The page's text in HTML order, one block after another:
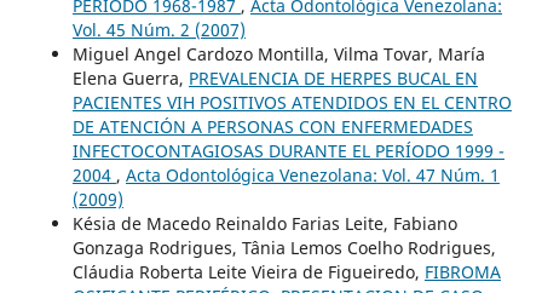
PERÍODO 1968-1987 , Acta Odontológica Venezolana:
Vol. 45 Núm. 2 (2007)
Miguel Angel Cardozo Montilla, Vilma Tovar, María
Elena Guerra, PREVALENCIA DE HERPES BUCAL EN
PACIENTES VIH POSITIVOS ATENDIDOS EN EL CENTRO
DE ATENCIÓN A PERSONAS CON ENFERMEDADES
INFECTOCONTAGIOSAS DURANTE EL PERÍODO 1999 -
2004 , Acta Odontológica Venezolana: Vol. 47 Núm. 1
(2009)
Késia de Macedo Reinaldo Farias Leite, Fabiano
Gonzaga Rodrigues, Tânia Lemos Coelho Rodrigues,
Cláudia Roberta Leite Vieira de Figueiredo, FIBROMA